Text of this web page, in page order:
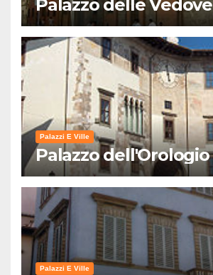
Palazzo delle Vedove
Palazzi E Ville
Palazzo dell'Orologio
Palazzi E Ville